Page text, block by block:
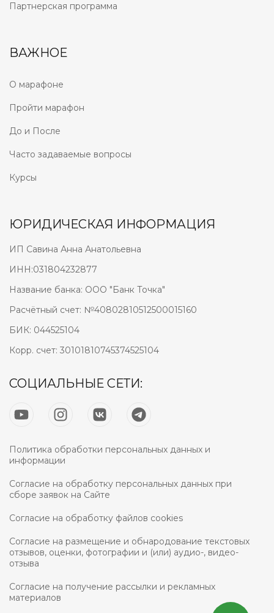
Партнерская программа
ВАЖНОЕ
О марафоне
Пройти марафон
До и После
Часто задаваемые вопросы
Курсы
ЮРИДИЧЕСКАЯ ИНФОРМАЦИЯ
ИП Савина Анна Анатольевна
ИНН:031804232877
Название банка: ООО "Банк Точка"
Расчётный счет: №40802810512500015160
БИК: 044525104
Корр. счет: 30101810745374525104
СОЦИАЛЬНЫЕ СЕТИ:
Политика обработки персональных данных и
информации
Согласие на обработку персональных данных при
сборе заявок на Сайте
Согласие на обработку файлов cookies
Согласие на размещение и обнародование текстовых
отзывов, оценки, фотографии и (или) аудио-, видео-
отзыва
Согласие на получение рассылки и рекламных
материалов